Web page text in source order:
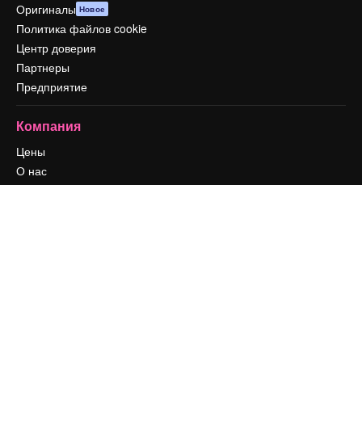
Оригиналы Новое
Политика файлов cookie
Центр доверия
Партнеры
Предприятие
Компания
Цены
О нас
Reviews